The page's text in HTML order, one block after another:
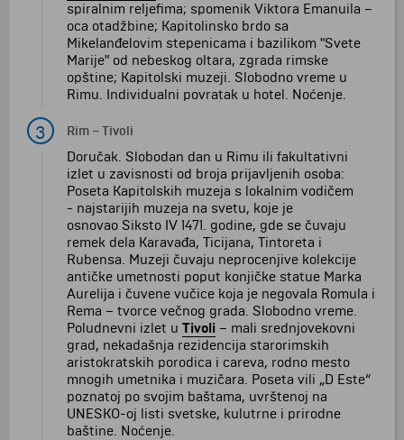
spiralnim reljefima; spomenik Viktora Emanuila –
oca otadžbine; Kapitolinsko brdo sa
Mikelanđelovim stepenicama i bazilikom "Svete
Marije" od nebeskog oltara, zgrada rimske
opštine; Kapitolski muzeji. Slobodno vreme u
Rimu. Individualni povratak u hotel. Noćenje.
3 Rim –Tivoli
Doručak. Slobodan dan u Rimu ili fakultativni
izlet u zavisnosti od broja prijavljenih osoba:
Poseta Kapitolskih muzeja s lokalnim vodičem
- najstarijih muzeja na svetu, koje je
osnovao Siksto IV 1471. godine, gde se čuvaju
remek dela Karavađa, Ticijana, Tintoreta i
Rubensa. Muzeji čuvaju neprocenjive kolekcije
antičke umetnosti poput konjičke statue Marka
Aurelija i čuvene vučice koja je negovala Romula i
Rema – tvorce večnog grada. Slobodno vreme.
Poludnevni izlet u Tivoli – mali srednjovekovni
grad, nekadašnja rezidencija starorimskih
aristokratskih porodica i careva, rodno mesto
mnogih umetnika i muzičara. Poseta vili „D Este“
poznatoj po svojim baštama, uvrštenoj na
UNESKO-oj listi svetske, kulutrne i prirodne
baštine. Noćenje.